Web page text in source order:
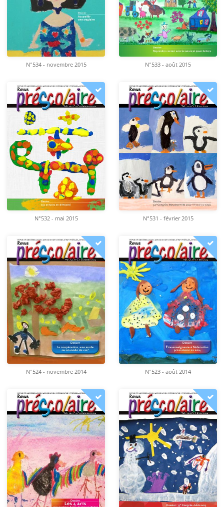
N°534 - novembre 2015 N°533 - août 2015
N°532 - mai 2015 N°531 - février 2015
N°524 - novembre 2014 N°523 - août 2014